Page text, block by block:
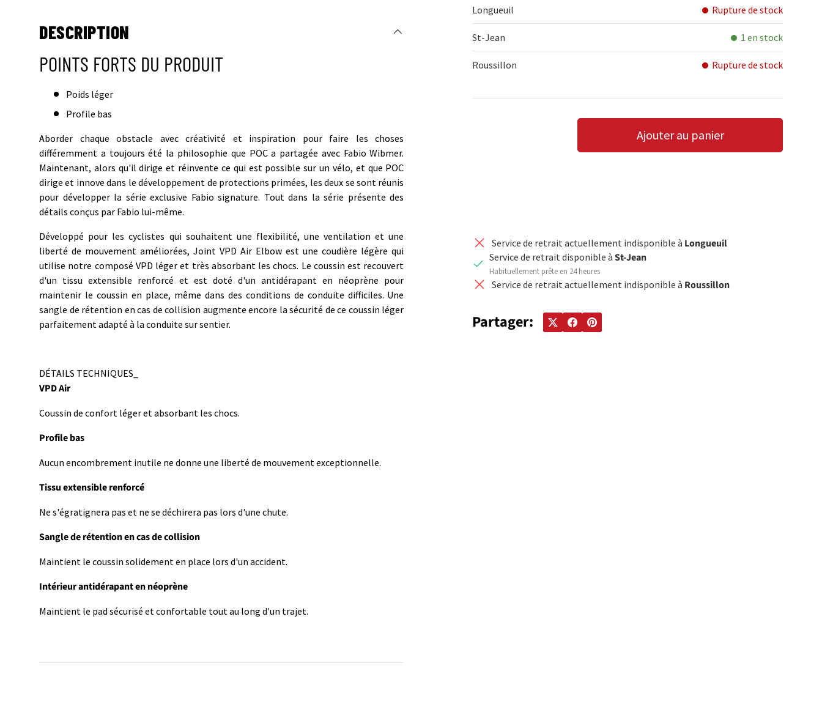
Longueuil Rupture de stock
St-Jean 1 en stock
Roussillon Rupture de stock
AUGMENTER LA QUANTITÉ
Ajouter au panier
Service de retrait actuellement indisponible à Longueuil
Service de retrait disponible àSt-Jean
Habituellement prête en 24 heures
Service de retrait actuellement indisponible à Roussillon
Partager:
DESCRIPTION
POINTS FORTS DU PRODUIT
Poids léger
Profile bas
Aborder chaque obstacle avec créativité et inspiration pour faire les choses
différemment a toujours été la philosophie que POC a partagée avec Fabio Wibmer.
Maintenant, alors qu'il dirige et réinvente ce qui est possible sur un vélo, et que POC
dirige et innove dans le développement de protections primées, les deux se sont réunis
pour développer la série exclusive Fabio signature. Tout dans la série présente des
détails conçus par Fabio lui-même.
Développé pour les cyclistes qui souhaitent une flexibilité, une ventilation et une
liberté de mouvement améliorées, Joint VPD Air Elbow est une coudière légère qui
utilise notre composé VPD léger et très absorbant les chocs. Le coussin est recouvert
d'un tissu extensible renforcé et est doté d'un antidérapant en néoprène pour
maintenir le coussin en place, même dans des conditions de conduite difficiles. Une
sangle de rétention en cas de collision augmente encore la sécurité de ce coussin léger
parfaitement adapté à la conduite sur sentier.
DÉTAILS TECHNIQUES_
VPD Air
Coussin de confort léger et absorbant les chocs.
Profile bas
Aucun encombrement inutile ne donne une liberté de mouvement exceptionnelle.
Tissu extensible renforcé
Ne s'égratignera pas et ne se déchirera pas lors d'une chute.
Sangle de rétention en cas de collision
Maintient le coussin solidement en place lors d'un accident.
Intérieur antidérapant en néoprène
Maintient le pad sécurisé et confortable tout au long d'un trajet.